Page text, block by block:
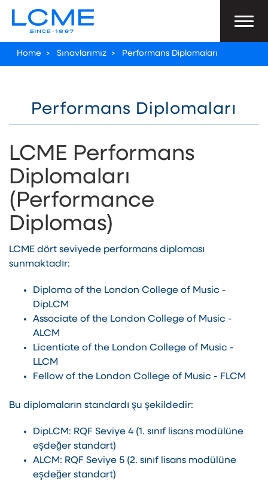
Home > Sınavlarımız > Performans Diplomaları
Performans Diplomaları
LCME Performans
Diplomaları
(Performance
Diplomas)
LCME dört seviyede performans diploması
sunmaktadır:
Diploma of the London College of Music -
DipLCM
Associate of the London College of Music -
ALCM
Licentiate of the London College of Music -
LLCM
Fellow of the London College of Music - FLCM
Bu diplomaların standardı şu şekildedir:
DipLCM: RQF Seviye 4 (1. sınıf lisans modülüne
eşdeğer standart)
ALCM: RQF Seviye 5 (2. sınıf lisans modülüne
eşdeğer standart)